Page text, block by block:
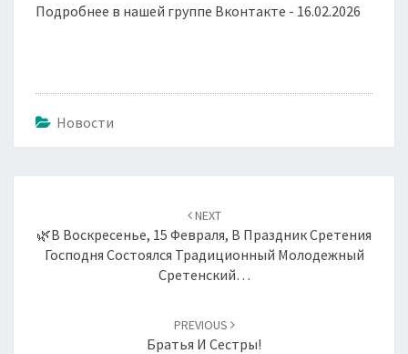
Подробнее в нашей группе Вконтакте - 16.02.2026
Новости
записям
NEXT
🌿В Воскресенье, 15 Февраля, В Праздник Сретения
Господня Состоялся Традиционный Молодежный
Сретенский…
PREVIOUS
Братья И Сестры!